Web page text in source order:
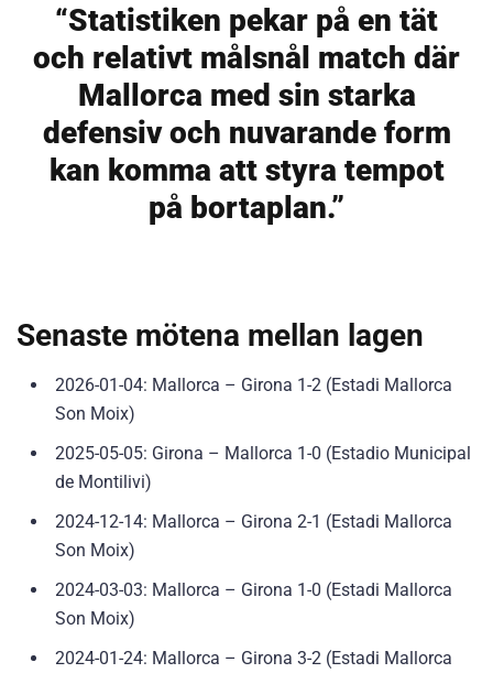
“Statistiken pekar på en tät
och relativt målsnål match där
Mallorca med sin starka
defensiv och nuvarande form
kan komma att styra tempot
på bortaplan.”
Senaste mötena mellan lagen
2026-01-04: Mallorca – Girona 1-2 (Estadi Mallorca
Son Moix)
2025-05-05: Girona – Mallorca 1-0 (Estadio Municipal
de Montilivi)
2024-12-14: Mallorca – Girona 2-1 (Estadi Mallorca
Son Moix)
2024-03-03: Mallorca – Girona 1-0 (Estadi Mallorca
Son Moix)
2024-01-24: Mallorca – Girona 3-2 (Estadi Mallorca